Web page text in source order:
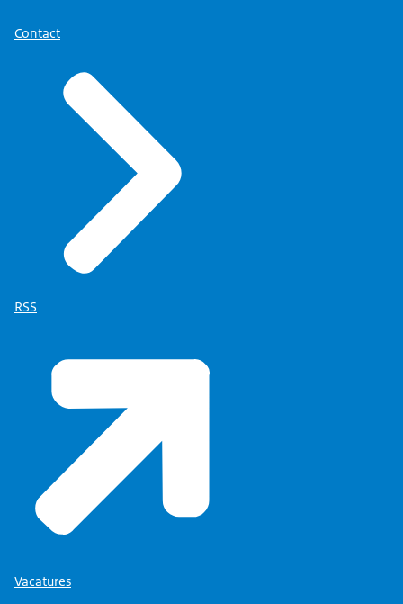
Contact
RSS
Vacatures